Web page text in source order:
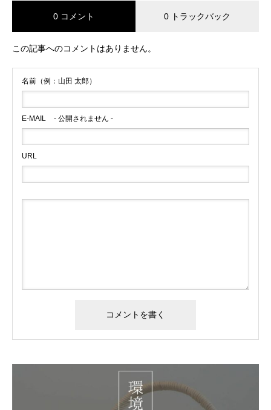
0 コメント 0 トラックバック
この記事へのコメントはありません。
名前（例：山田 太郎）
E-MAIL - 公開されません -
URL